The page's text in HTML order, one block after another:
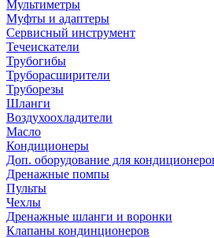
Мультиметры
Муфты и адаптеры
Сервисный инструмент
Течеискатели
Трубогибы
Труборасширители
Труборезы
Шланги
Воздухоохладители
Масло
Кондиционеры
Доп. оборудование для
Дренажные помпы
Пульты
Чехлы
Дренажные шланги и воронки
Клапаны кондинционеров